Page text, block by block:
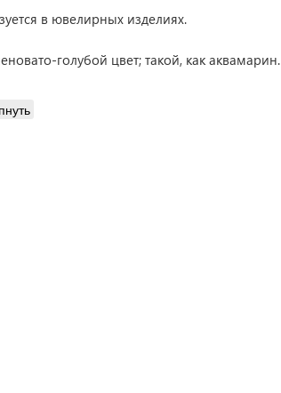
в ювелирных изделиях.
голубой цвет; такой, как аквамарин.